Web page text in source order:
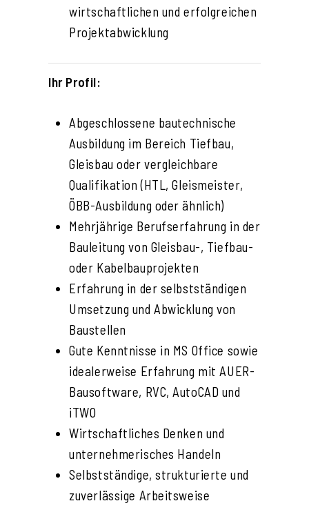
wirtschaftlichen und erfolgreichen
Projektabwicklung
Ihr Profil:
Abgeschlossene bautechnische
Ausbildung im Bereich Tiefbau,
Gleisbau oder vergleichbare
Qualifikation (HTL, Gleismeister,
ÖBB-Ausbildung oder ähnlich)
Mehrjährige Berufserfahrung in der
Bauleitung von Gleisbau-, Tiefbau-
oder Kabelbauprojekten
Erfahrung in der selbstständigen
Umsetzung und Abwicklung von
Baustellen
Gute Kenntnisse in MS Office sowie
idealerweise Erfahrung mit AUER-
Bausoftware, RVC, AutoCAD und
iTWO
Wirtschaftliches Denken und
unternehmerisches Handeln
Selbstständige, strukturierte und
zuverlässige Arbeitsweise